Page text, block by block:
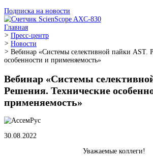
Подписка на новости
Главная
> Пресс-центр
> Новости
> Вебинар «Системы селективной
Вебинар «Системы
Решения. Технические
применяемость»